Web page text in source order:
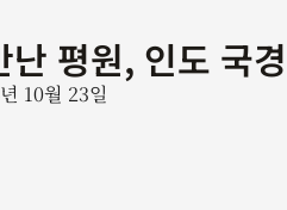
평원, 인도 국
10월 23일